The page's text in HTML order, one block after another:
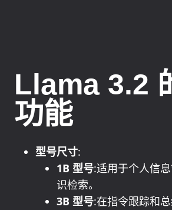
Llama 3.2
功能
型号尺寸:
1B 型号:适用于个人信
识检索。
3B 型号:在指令跟踪和